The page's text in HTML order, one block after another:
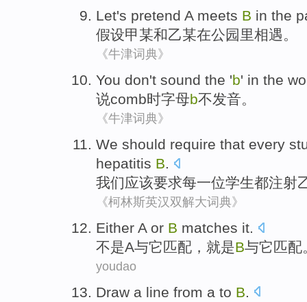
Let's pretend A meets B in the
假设甲 某和乙某在公园里相遇。
《牛津词典》
You don't sound the 'b' in the
说comb时字母b不发音。
《牛津词典》
We should require that every
hepatitis B.
我们应该要求每一位学生都注射
《柯林斯英汉双解大词典》
Either Aor B matches it.
不是A与它 匹配 ，就是B与它匹配
youdao
Draw a line from a to B